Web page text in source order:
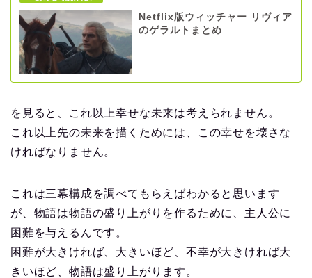
Netflix版ウィッチャー リヴィア
のゲラルトまとめ
を見ると、これ以上幸せな未来は考えられません。
これ以上先の未来を描くためには、この幸せを壊さな
ければなりません。
これは三幕構成を調べてもらえばわかると思います
が、物語は物語の盛り上がりを作るために、主人公に
困難を与えるんです。
困難が大きければ、大きいほど、不幸が大きければ大
きいほど、物語は盛り上がります。